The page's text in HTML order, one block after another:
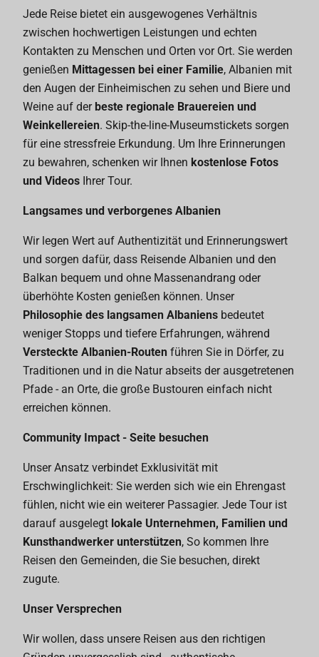
Jede Reise bietet ein ausgewogenes Verhältnis
zwischen hochwertigen Leistungen und echten
Kontakten zu Menschen und Orten vor Ort. Sie werden
genießen Mittagessen bei einer Familie, Albanien mit
den Augen der Einheimischen zu sehen und Biere und
Weine auf der beste regionale Brauereien und
Weinkellereien. Skip-the-line-Museumstickets sorgen
für eine stressfreie Erkundung. Um Ihre Erinnerungen
zu bewahren, schenken wir Ihnen kostenlose Fotos
und Videos Ihrer Tour.
Langsames und verborgenes Albanien
Wir legen Wert auf Authentizität und Erinnerungswert
und sorgen dafür, dass Reisende Albanien und den
Balkan bequem und ohne Massenandrang oder
überhöhte Kosten genießen können. Unser
Philosophie des langsamen Albaniens bedeutet
weniger Stopps und tiefere Erfahrungen, während
Versteckte Albanien-Routen führen Sie in Dörfer, zu
Traditionen und in die Natur abseits der ausgetretenen
Pfade - an Orte, die große Bustouren einfach nicht
erreichen können.
Community Impact - Seite besuchen
Unser Ansatz verbindet Exklusivität mit
Erschwinglichkeit: Sie werden sich wie ein Ehrengast
fühlen, nicht wie ein weiterer Passagier. Jede Tour ist
darauf ausgelegt lokale Unternehmen, Familien und
Kunsthandwerker unterstützen, So kommen Ihre
Reisen den Gemeinden, die Sie besuchen, direkt
zugute.
Unser Versprechen
Wir wollen, dass unsere Reisen aus den richtigen